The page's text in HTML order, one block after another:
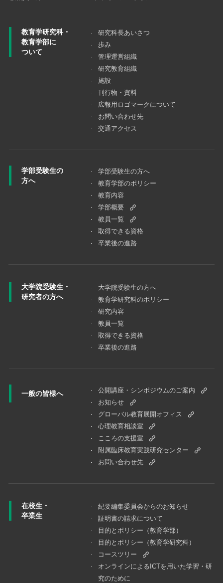
教育学研究科・
教育学部に
ついて
研究科長あいさつ
歩み
管理運営組織
研究教育組織
施設
刊行物・資料
広報用ロゴマークについて
お問い合わせ先
交通アクセス
学部受験生の
方へ
学部受験生の方へ
教育学部のポリシー
教育内容
学部概要
教員一覧
取得できる資格
卒業後の進路
大学院受験生・
研究者の方へ
大学院受験⽣の⽅へ
教育学研究科のポリシー
研究内容
教員一覧
取得できる資格
卒業後の進路
一般の皆様へ
公開講座・シンポジウムのご案内
お知らせ
グローバル教育展開オフィス
心理教育相談室
こころの支援室
附属臨床教育実践研究センター
お問い合わせ先
在校生・
卒業生
紀要編集委員会からのお知らせ
証明書の請求について
目的とポリシー（教育学部）
目的とポリシー（教育学研究科）
コースツリー
オンラインによるICTを用いた学習・研
究のために